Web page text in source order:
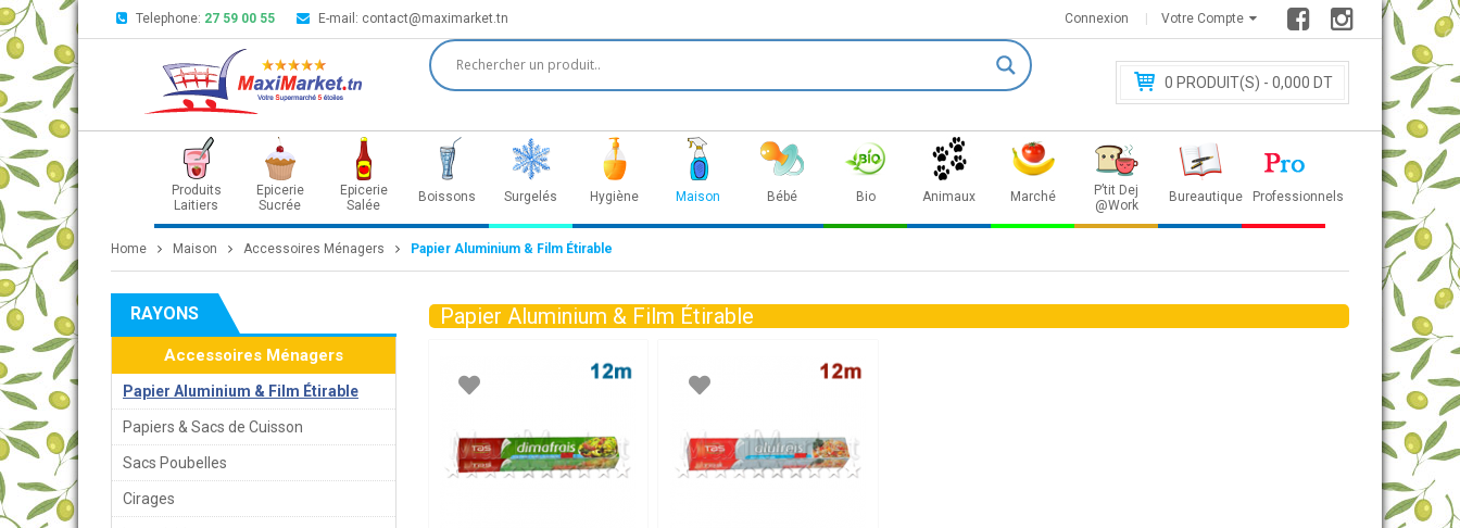
Telephone: 27 59 00 55 E-mail: contact@maximarket.tn Votre Compte
Connexion
0 PRODUIT(S) - 0,000 DT
Produits
Laitiers
Epicerie
Sucrée
Epicerie
Salée
Boissons Surgelés Hygiène Maison Bébé Bio Animaux Marché
P’tit Dej
@Work
Bureautique Professionnels
Home Maison Accessoires Ménagers Papier Aluminium & Film Étirable
RAYONS
Accessoires Ménagers
Papier Aluminium & Film Étirable
Papiers & Sacs de Cuisson
Sacs Poubelles
Cirages
Papier Aluminium & Film Étirable